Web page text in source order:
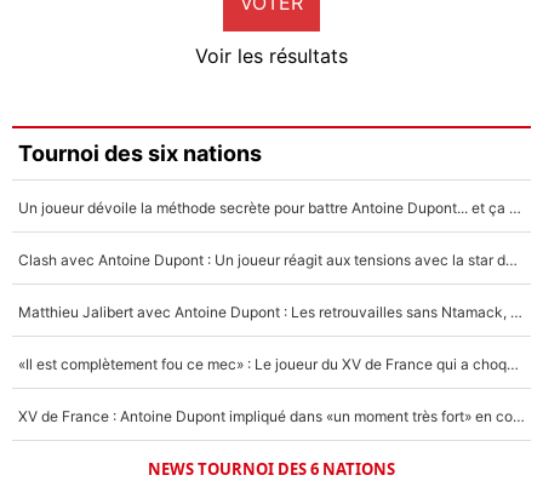
Faris Moumbagna
4%
Un autre joueur
5%
Voir les résultats
Tournoi des six nations
Un joueur dévoile la méthode secrète pour battre Antoine Dupont... et ça marche !
Clash avec Antoine Dupont : Un joueur réagit aux tensions avec la star du XV de France !
Matthieu Jalibert avec Antoine Dupont : Les retrouvailles sans Ntamack, «il y a eu des discussions»
«Il est complètement fou ce mec» : Le joueur du XV de France qui a choqué Matthieu Jalibert !
XV de France : Antoine Dupont impliqué dans «un moment très fort» en coulisses
NEWS TOURNOI DES 6 NATIONS